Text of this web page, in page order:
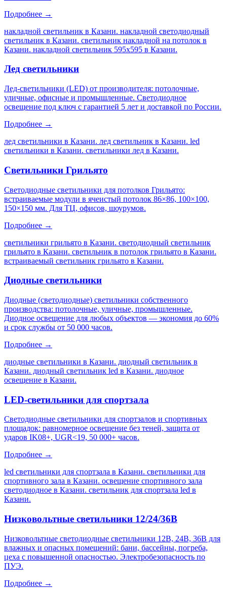
Подробнее →
накладной светильник в Казани. накладной светодиодный
светильник в Казани. светильник накладной на потолок в
Казани. накладной светильник 595х595 в Казани.
Лед светильники
Лед-светильники (LED) от производителя: потолочные,
уличные, офисные и промышленные. Светодиодное
освещение под ключ с гарантией 5 лет и доставкой по России.
Подробнее →
лед светильники в Казани. лед светильник в Казани. led
светильники в Казани. светильники лед в Казани.
Светильники Грильято
Светодиодные светильники для потолков Грильято:
встраиваемые модули в ячеистый потолок 86×86, 100×100,
150×150 мм. Для ТЦ, офисов, шоурумов.
Подробнее →
светильники грильято в Казани. светодиодный светильник
грильято в Казани. светильник в потолок грильято в Казани.
встраиваемый светильник грильято в Казани.
Диодные светильники
Диодные (светодиодные) светильники собственного
производства: потолочные, уличные, промышленные.
Диодное освещение для любых объектов — экономия до 60%
и срок службы от 50 000 часов.
Подробнее →
диодные светильники в Казани. диодный светильник в
Казани. диодный светильник led в Казани. диодное
освещение в Казани.
LED-светильники для спортзала
Светодиодные светильники для спортзалов и спортивных
площадок: равномерное освещение без теней, защита от
ударов IK08+, UGR<19, 50 000+ часов.
Подробнее →
led светильники для спортзала в Казани. светильники для
спортивного зала в Казани. освещение спортивного зала
светодиодное в Казани. светильник для спортзала led в
Казани.
Низковольтные светильники 12/24/36В
Низковольтные светодиодные светильники 12В, 24В, 36В для
влажных и опасных помещений: бани, бассейны, погреба,
цеха с повышенной опасностью. Электробезопасность по
ПУЭ.
Подробнее →